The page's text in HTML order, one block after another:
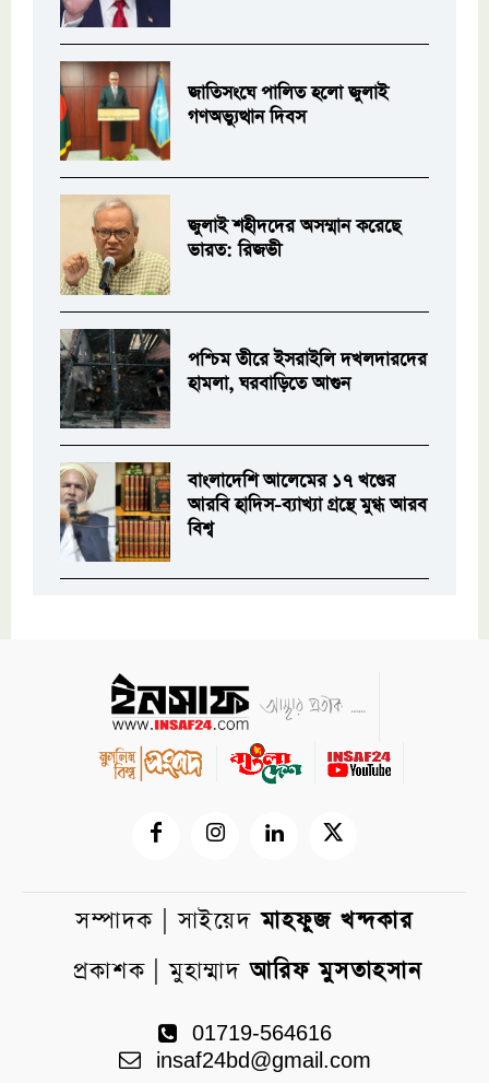
জাতিসংঘে পালিত হলো জুলাই
গণঅভ্যুত্থান দিবস
জুলাই শহীদদের অসম্মান করেছে
ভারত: রিজভী
পশ্চিম তীরে ইসরাইলি দখলদারদের
হামলা, ঘরবাড়িতে আগুন
বাংলাদেশি আলেমের ১৭ খণ্ডের
আরবি হাদিস-ব্যাখ্যা গ্রন্থে মুগ্ধ আরব
বিশ্ব
সম্পাদক | সাইয়েদমাহফুজ খন্দকার
প্রকাশক | মুহাম্মাদআরিফ মুসতাহসান
01719-564616
insaf24bd@gmail.com